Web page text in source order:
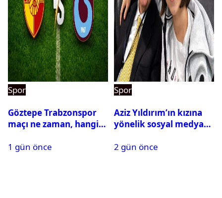
Spor
Göztepe Trabzonspor
maçı ne zaman, hangi
oynayacak mı?
1 gün önce
Spor
Aziz Yıldırım’ın kızına
yönelik sosyal medya
hakkında karar çıktı
2 gün önce